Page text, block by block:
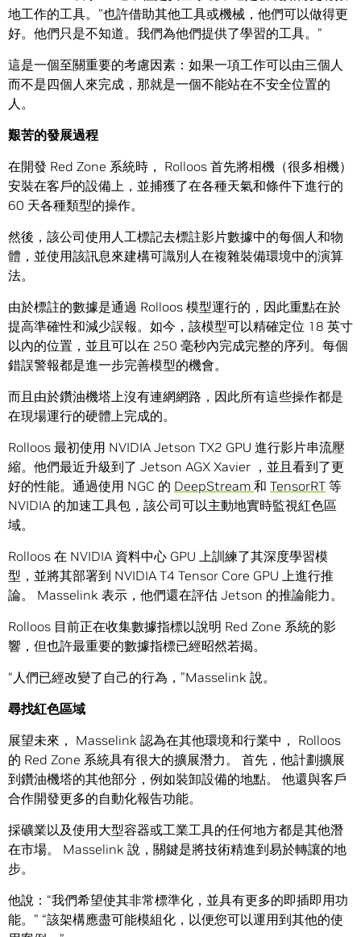
地工作的工具。”也許借助其他工具或機械，他們可以做得更
好。他們只是不知道。我們為他們提供了學習的工具。”
這是一個至關重要的考慮因素：如果一項工作可以由三個人
而不是四個人來完成，那就是一個不能站在不安全位置的
人。
艱苦的發展過程
在開發 Red Zone 系統時， Rolloos 首先將相機（很多相機）
安裝在客戶的設備上，並捕獲了在各種天氣和條件下進行的
60 天各種類型的操作。
然後，該公司使用人工標記去標註影片數據中的每個人和物
體，並使用該訊息來建構可識別人在複雜裝備環境中的演算
法。
由於標註的數據是通過 Rolloos 模型運行的，因此重點在於
提高準確性和減少誤報。如今，該模型可以精確定位 18 英寸
以內的位置，並且可以在 250 毫秒內完成完整的序列。每個
錯誤警報都是進一步完善模型的機會。
而且由於鑽油機塔上沒有連網網路，因此所有這些操作都是
在現場運行的硬體上完成的。
Rolloos 最初使用 NVIDIA Jetson TX2 GPU 進行影片串流壓
縮。他們最近升級到了 Jetson AGX Xavier ，並且看到了更
好的性能。通過使用 NGC 的 DeepStream 和 TensorRT 等
NVIDIA 的加速工具包，該公司可以主動地實時監視紅色區
域。
Rolloos 在 NVIDIA 資料中心 GPU 上訓練了其深度學習模
型，並將其部署到 NVIDIA T4 Tensor Core GPU 上進行推
論。 Masselink 表示，他們還在評估 Jetson 的推論能力。
Rolloos 目前正在收集數據指標以說明 Red Zone 系統的影
響，但也許最重要的數據指標已經昭然若揭。
“人們已經改變了自己的行為，”Masselink 說。
尋找紅色區域
展望未來， Masselink 認為在其他環境和行業中， Rolloos
的 Red Zone 系統具有很大的擴展潛力。 首先，他計劃擴展
到鑽油機塔的其他部分，例如裝卸設備的地點。 他還與客戶
合作開發更多的自動化報告功能。
採礦業以及使用大型容器或工業工具的任何地方都是其他潛
在市場。 Masselink 說，關鍵是將技術精進到易於轉讓的地
步。
他說：“我們希望使其非常標準化，並具有更多的即插即用功
能。” “該架構應盡可能模組化，以便您可以運用到其他的使